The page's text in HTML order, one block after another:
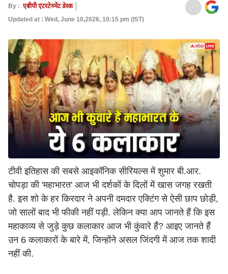
By : एबीपी एंटरटेनमेंट डेस्क
Updated at : Wed, June 10,2026, 10:15 pm (IST)
टीवी इतिहास की सबसे आइकॉनिक सीरियल्स में शुमार बी.आर.
चोपड़ा की 'महाभारत' आज भी दर्शकों के दिलों में खास जगह रखती
है. इस शो के हर किरदार ने अपनी दमदार एक्टिंग से ऐसी छाप छोड़ी,
जो सालों बाद भी फीकी नहीं पड़ी. लेकिन क्या आप जानते हैं कि इस
महाकाव्य से जुड़े कुछ कलाकार आज भी कुंवारे हैं? आइए जानते हैं
उन 6 कलाकारों के बारे में, जिन्होंने असल जिंदगी में आज तक शादी
नहीं की.